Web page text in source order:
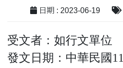
日期 : 2023-06-19
受文者：如行文單位
發文日期：中華民國